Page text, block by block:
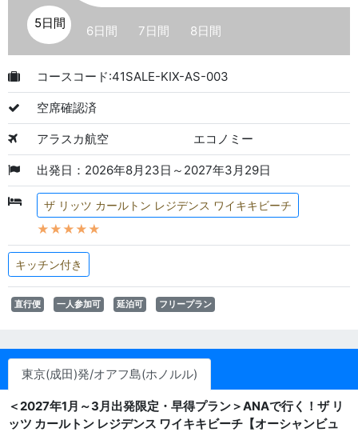
5日間
6日間 7日間 8日間
コースコード:41SALE-KIX-AS-003
空席確認済
アラスカ航空 エコノミー
出発日：2026年8月23日～2027年3月29日
ザ リッツ カールトン レジデンス ワイキキビーチ
★★★★★
キッチン付き
直行便 一人参加可 延泊可 フリープラン
東京(成田)発/オアフ島(ホノルル)
＜2027年1月～3月出発限定・早得プラン＞ANAで行く！ザ リ
ッツ カールトン レジデンス ワイキキビーチ【オーシャンビュ